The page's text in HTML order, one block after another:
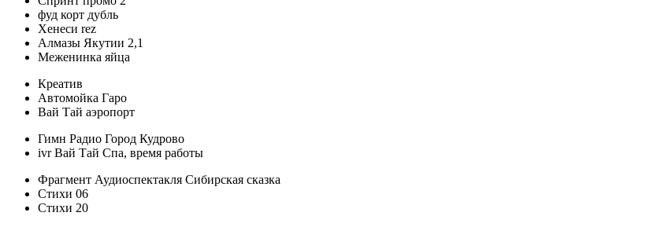
фуд корт дубль
Хенеси rez
Алмазы Якутии 2,1
Меженинка яйца
Креатив
Автомойка Гаро
Вай Тай аэропорт
Гимн Радио Город Кудрово
ivr Вай Тай Спа, время работы
Фрагмент Аудиоспектакля Сибирская сказка
Стихи 06
Стихи 20